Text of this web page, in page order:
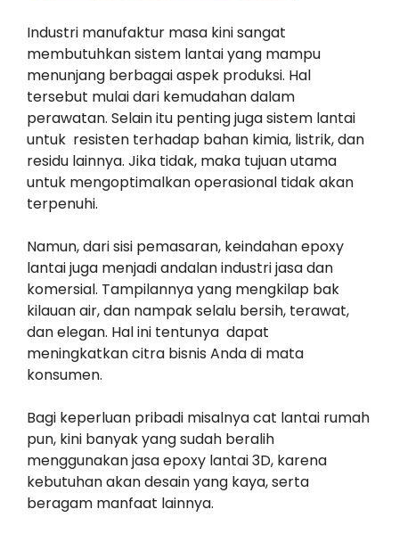
Industri manufaktur masa kini sangat
membutuhkan sistem lantai yang mampu
menunjang berbagai aspek produksi. Hal
tersebut mulai dari kemudahan dalam
perawatan. Selain itu penting juga sistem lantai
untuk resisten terhadap bahan kimia, listrik, dan
residu lainnya. Jika tidak, maka tujuan utama
untuk mengoptimalkan operasional tidak akan
terpenuhi.
Namun, dari sisi pemasaran, keindahan epoxy
lantai juga menjadi andalan industri jasa dan
komersial. Tampilannya yang mengkilap bak
kilauan air, dan nampak selalu bersih, terawat,
dan elegan. Hal ini tentunya dapat
meningkatkan citra bisnis Anda di mata
konsumen.
Bagi keperluan pribadi misalnya cat lantai rumah
pun, kini banyak yang sudah beralih
menggunakan jasa epoxy lantai 3D, karena
kebutuhan akan desain yang kaya, serta
beragam manfaat lainnya.